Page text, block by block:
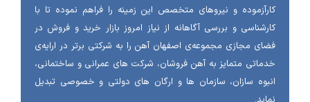
و نیروهای متخصص این زمینه را فراهم نموده تا با
و بررسی آگاهانه از نیاز امروز بازار خرید و فروش در
مجازی مجموعه‌ی اصفهان آهن را به شرکتی برتر در ارایه‌ی
متمایز به آهن فروشان، شرکت های عمرانی و ساختمانی،
سازان، سازمان ها و ارگان های دولتی و خصوصی تبدیل